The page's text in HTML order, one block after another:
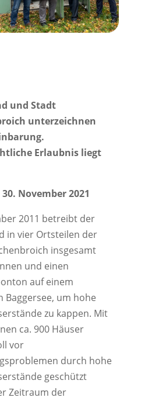
und Stadt
unterzeichnen
Erlaubnis liegt
November 2021
2011 betreibt der
in vier Ortsteilen der
insgesamt
und einen
auf einem
Baggersee, um hohe
zu kappen. Mit
ca. 900 Häuser
vor
durch hohe
geschützt
Zeitraum der